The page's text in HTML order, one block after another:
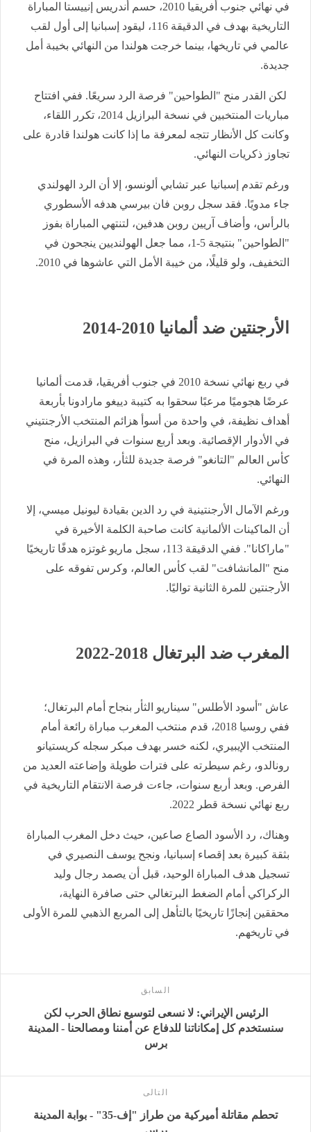
في نهائي جنوب أفريقيا 2010، حسم أندريس إنييستا المباراة
التاريخية بهدف في الدقيقة 116، ليقود إسبانيا إلى أول لقب
عالمي في تاريخها، بينما خرجت هولندا من النهائي بخيبة أمل
جديدة.
لكن القدر منح "الطواحين" فرصة الرد سريعًا. ففي افتتاح
مباريات المنتخبين في نسخة البرازيل 2014، تكرر اللقاء،
وكانت كل الأنظار تتجه لمعرفة ما إذا كانت هولندا قادرة على
تجاوز ذكريات النهائي.
ورغم تقدم إسبانيا عبر تشابي ألونسو، إلا أن الرد الهولندي
جاء مدويًا. فقد سجل روبن فان بيرسي هدفه الأسطوري
بالرأس، وأضاف آريين روبن هدفين، لتنتهي المباراة بفوز
"الطواحين" بنتيجة 5-1، مما جعل الهولنديين ينجحون في
التخفيف، ولو قليلًا، من خيبة الأمل التي عاشوها في 2010.
الأرجنتين ضد ألمانيا 2010-2014
في ربع نهائي نسخة 2010 في جنوب أفريقيا، قدمت ألمانيا
عرضًا هجوميًا مرعبًا سحقوا به كتيبة دييغو مارادونا بأربعة
أهداف نظيفة، في واحدة من أسوأ هزائم المنتخب الأرجنتيني
في الأدوار الإقصائية. وبعد أربع سنوات في البرازيل، منح
كأس العالم "التانغو" فرصة جديدة للثأر، وهذه المرة في
النهائي.
ورغم الآمال الأرجنتينية في رد الدين بقيادة ليونيل ميسي، إلا
أن الماكينات الألمانية كانت صاحبة الكلمة الأخيرة في
"ماراكانا". ففي الدقيقة 113، سجل ماريو غوتزه هدفًا تاريخيًا
منح "المانشافت" لقب كأس العالم، وكرس تفوقه على
الأرجنتين للمرة الثانية تواليًا.
المغرب ضد البرتغال 2018-2022
عاش "أسود الأطلس" سيناريو الثأر بنجاح أمام البرتغال؛
ففي روسيا 2018، قدم منتخب المغرب مباراة رائعة أمام
المنتخب الإيبيري، لكنه خسر بهدف مبكر سجله كريستيانو
رونالدو، رغم سيطرته على فترات طويلة وإضاعته العديد من
الفرص. وبعد أربع سنوات، جاءت فرصة الانتقام التاريخية في
ربع نهائي نسخة قطر 2022.
وهناك، رد الأسود الصاع صاعين، حيث دخل المغرب المباراة
بثقة كبيرة بعد إقصاء إسبانيا، ونجح يوسف النصيري في
تسجيل هدف المباراة الوحيد، قبل أن يصمد رجال وليد
الركراكي أمام الضغط البرتغالي حتى صافرة النهاية،
محققين إنجازًا تاريخيًا بالتأهل إلى المربع الذهبي للمرة الأولى
في تاريخهم.
السابق
الرئيس الإيراني: لا نسعى لتوسيع نطاق الحرب لكن
سنستخدم كل إمكاناتنا للدفاع عن أمننا ومصالحنا - المدينة
برس
التالى
تحطم مقاتلة أميركية من طراز "إف-35" - بوابة المدينة